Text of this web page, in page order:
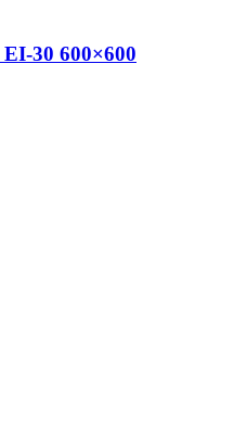
30 600×600